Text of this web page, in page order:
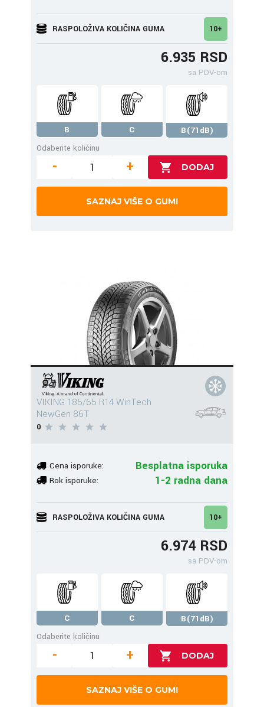
RASPOLOŽIVA KOLIČINA GUMA 10+
6.935 RSD
sa PDV-om
B C
B(71dB)
Odaberite količinu
- +
SAZNAJ VIŠE O GUMI
VIKING 185/65 R14 WinTech
NewGen 86T
0
Cena isporuke: Besplatna isporuka
Rok isporuke: 1-2 radna dana
RASPOLOŽIVA KOLIČINA GUMA 10+
6.974 RSD
sa PDV-om
C C
B(71dB)
Odaberite količinu
- +
SAZNAJ VIŠE O GUMI